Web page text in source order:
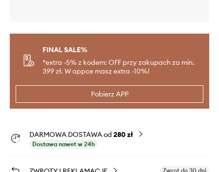
FINAL SALE%
*extra -5% z kodem: OFF przy zakupach za min.
399 zł. W appce masz extra -10%!
Pobierz APP
DARMOWA DOSTAWA od 280 zł
Dostawa nawet w 24h
Zwrot do 30 dni